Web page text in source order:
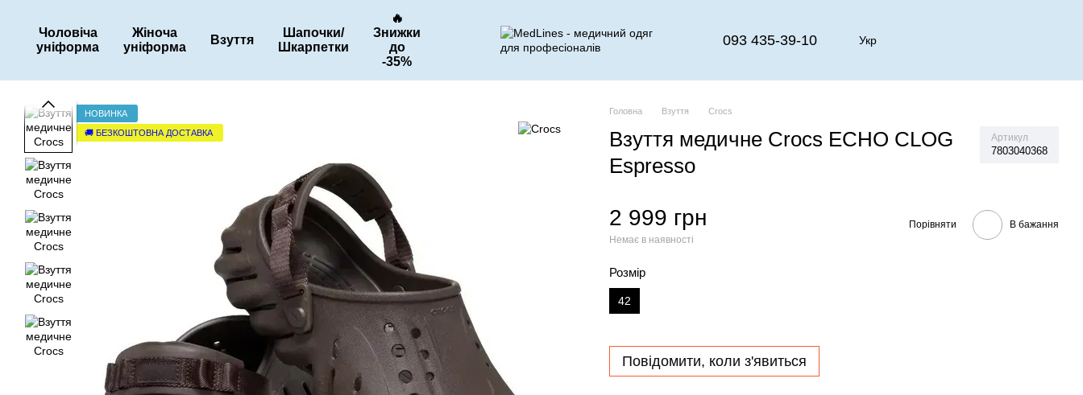
Чоловіча
уніформа
Жіноча
уніформа
Взуття
Шапочки/
Шкарпетки
🔥
Знижки
до
-35%
093 435-39-10 Укр
НОВИНКА
🚚 БЕЗКОШТОВНА ДОСТАВКА
Головна Взуття Crocs
Взуття медичне Crocs ECHO CLOG
Espresso
Артикул
7803040368
2 999 грн
Немає в наявності
Порівняти В бажання
Розмір
42
Повідомити, коли з'явиться